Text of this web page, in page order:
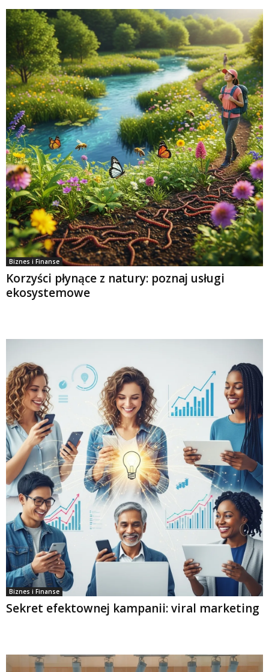
Biznes i Finanse
Korzyści płynące z natury: poznaj usługi
ekosystemowe
Biznes i Finanse
Sekret efektownej kampanii: viral marketing